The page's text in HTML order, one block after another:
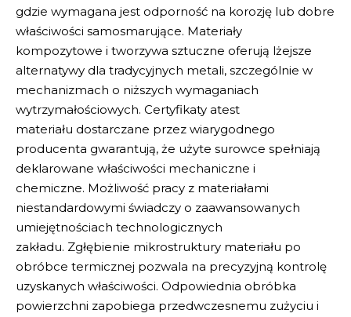
gdzie wymagana jest odporność na korozję lub dobre
właściwości samosmarujące. Materiały
kompozytowe i tworzywa sztuczne oferują lżejsze
alternatywy dla tradycyjnych metali, szczególnie w
mechanizmach o niższych wymaganiach
wytrzymałościowych. Certyfikaty atest
materiału dostarczane przez wiarygodnego
producenta gwarantują, że użyte surowce spełniają
deklarowane właściwości mechaniczne i
chemiczne. Możliwość pracy z materiałami
niestandardowymi świadczy o zaawansowanych
umiejętnościach technologicznych
zakładu. Zgłębienie mikrostruktury materiału po
obróbce termicznej pozwala na precyzyjną kontrolę
uzyskanych właściwości. Odpowiednia obróbka
powierzchni zapobiega przedwczesnemu zużyciu i